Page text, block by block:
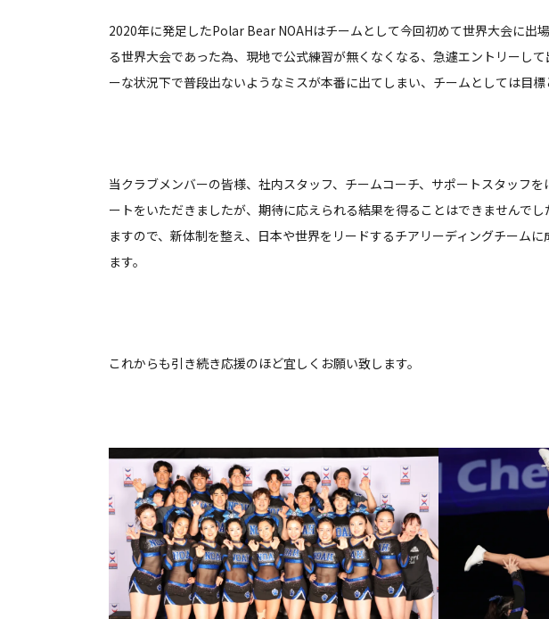
2020年に発足したPolar Bear NOAHはチームとして今回初めて世界大会に出
る世界大会であった為、現地で公式練習が無くなくなる、急遽エントリーし
ーな状況下で普段出ないようなミスが本番に出てしまい、チームとしては目標
当クラブメンバーの皆様、社内スタッフ、チームコーチ、サポートスタッフ
ートをいただきましたが、期待に応えられる結果を得ることはできませんで
ますので、新体制を整え、日本や世界をリードするチアリーディングチーム
ます。
これからも引き続き応援のほど宜しくお願い致します。